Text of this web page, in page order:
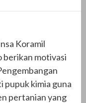
Koramil
berikan motivasi
pupuk kimia guna
pertanian yang